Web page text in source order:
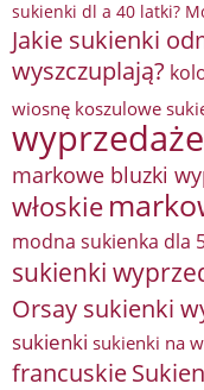
sukienki dl a 40 latki?
Jakie sukienki
wyszczuplają?
wiosnę koszulowe
wyprzedaże
markowe bluzki
włoskie
modna sukienka dla
sukienki
Orsay sukienki
sukienki sukienki na
francuskie